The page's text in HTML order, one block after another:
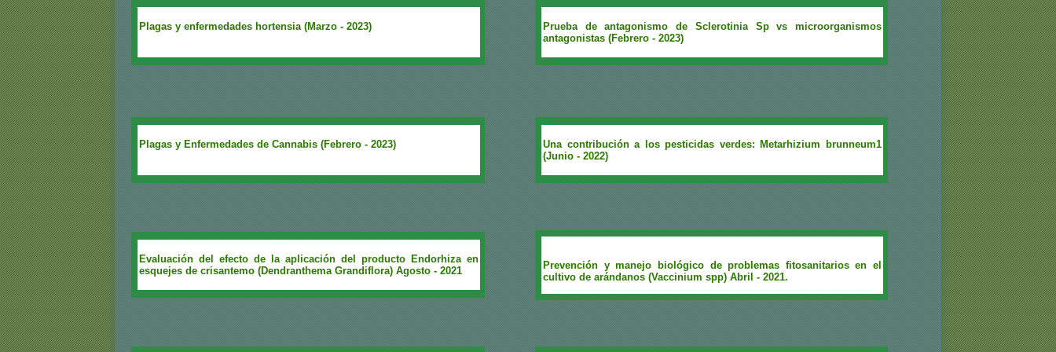
Plagas y enfermedades hortensia (Marzo - 2023)
Prueba de antagonismo de Sclerotinia Sp vs microorganismos
antagonistas (Febrero - 2023)
Plagas y Enfermedades de Cannabis (Febrero - 2023)
Una contribución a los pesticidas verdes: Metarhizium brunneum1
(Junio - 2022)
Evaluación del efecto de la aplicación del producto Endorhiza en
esquejes de crisantemo (Dendranthema Grandiflora) Agosto - 2021
Prevención y manejo biológico de problemas fitosanitarios en el
cultivo de arándanos (Vaccinium spp) Abril - 2021.